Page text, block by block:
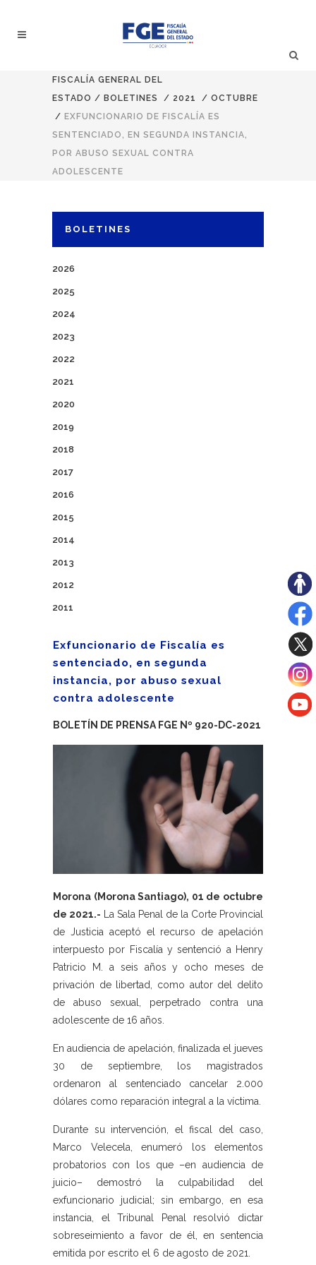
FISCALÍA GENERAL DEL
ESTADO / BOLETINES / 2021 / OCTUBRE
/ EXFUNCIONARIO DE FISCALÍA ES
SENTENCIADO, EN SEGUNDA INSTANCIA,
POR ABUSO SEXUAL CONTRA
ADOLESCENTE
BOLETINES
2026
2025
2024
2023
2022
2021
2020
2019
2018
2017
2016
2015
2014
2013
2012
2011
Exfuncionario de Fiscalía es
sentenciado, en segunda
instancia, por abuso sexual
contra adolescente
BOLETÍN DE PRENSA FGE Nº 920-DC-2021
Morona (Morona Santiago), 01 de octubre
de 2021.- La Sala Penal de la Corte Provincial
de Justicia aceptó el recurso de apelación
interpuesto por Fiscalía y sentenció a Henry
Patricio M. a seis años y ocho meses de
privación de libertad, como autor del delito
de abuso sexual, perpetrado contra una
adolescente de 16 años.
En audiencia de apelación, finalizada el jueves
30 de septiembre, los magistrados
ordenaron al sentenciado cancelar 2.000
dólares como reparación integral a la víctima.
Durante su intervención, el fiscal del caso,
Marco Velecela, enumeró los elementos
probatorios con los que –en audiencia de
juicio– demostró la culpabilidad del
exfuncionario judicial; sin embargo, en esa
instancia, el Tribunal Penal resolvió dictar
sobreseimiento a favor de él, en sentencia
emitida por escrito el 6 de agosto de 2021.